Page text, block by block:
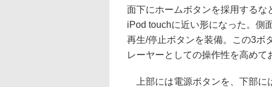
面下にホームボタンを採用するな
iPod touchに近い形になった。側
再生/停止ボタンを装備。この3ボ
レーヤーとしての操作性を高めて
上部には電源ボタンを、下部に